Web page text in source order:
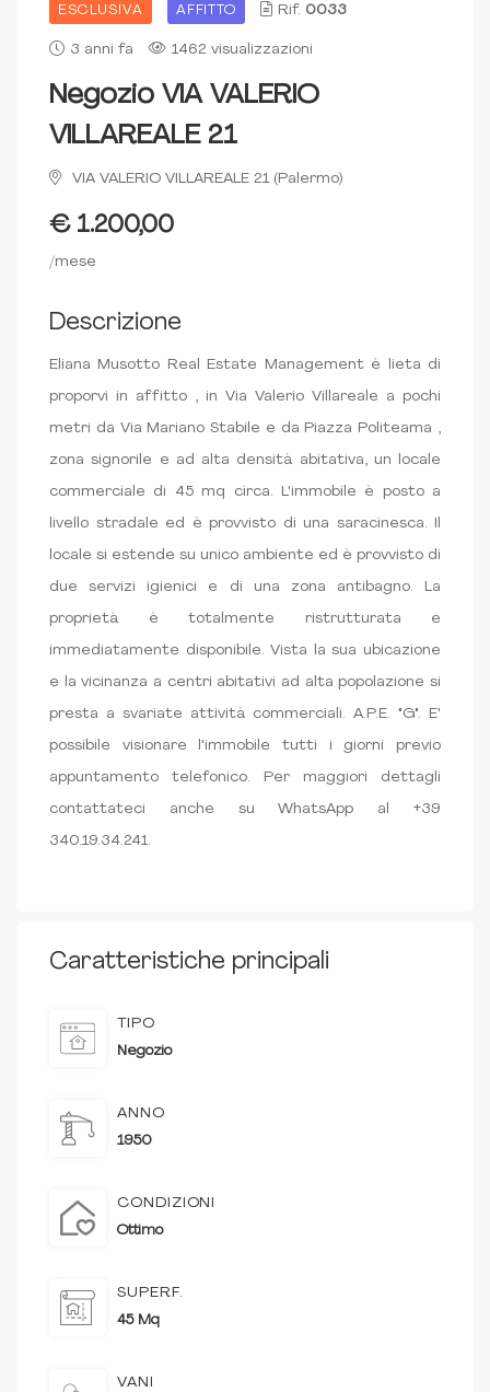
ESCLUSIVA AFFITTO Rif. 0033
3 anni fa 1462 visualizzazioni
Negozio VIA VALERIO
VILLAREALE 21
VIA VALERIO VILLAREALE 21 (Palermo)
€ 1.200,00
/mese
Descrizione
Eliana Musotto Real Estate Management è lieta di
proporvi in affitto , in Via Valerio Villareale a pochi
metri da Via Mariano Stabile e da Piazza Politeama ,
zona signorile e ad alta densità abitativa, un locale
commerciale di 45 mq circa. L'immobile è posto a
livello stradale ed è provvisto di una saracinesca. Il
locale si estende su unico ambiente ed è provvisto di
due servizi igienici e di una zona antibagno. La
proprietà è totalmente ristrutturata e
immediatamente disponibile. Vista la sua ubicazione
e la vicinanza a centri abitativi ad alta popolazione si
presta a svariate attività commerciali. A.P.E. "G". E'
possibile visionare l'immobile tutti i giorni previo
appuntamento telefonico. Per maggiori dettagli
contattateci anche su WhatsApp al +39
340.19.34.241.
Caratteristiche principali
TIPO
Negozio
ANNO
1950
CONDIZIONI
Ottimo
SUPERF.
45 Mq
VANI